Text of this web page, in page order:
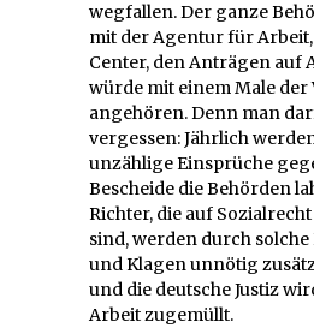
wegfallen. Der ganze
mit der Agentur für Arbeit,
Center, den Anträgen auf
würde mit einem Male
angehören. Denn man
vergessen: Jährlich
unzählige Einsprüche
Bescheide die Behörden
Richter, die auf
sind, werden durch
und Klagen unnötig
und die deutsche Justiz
Arbeit zugemüllt.